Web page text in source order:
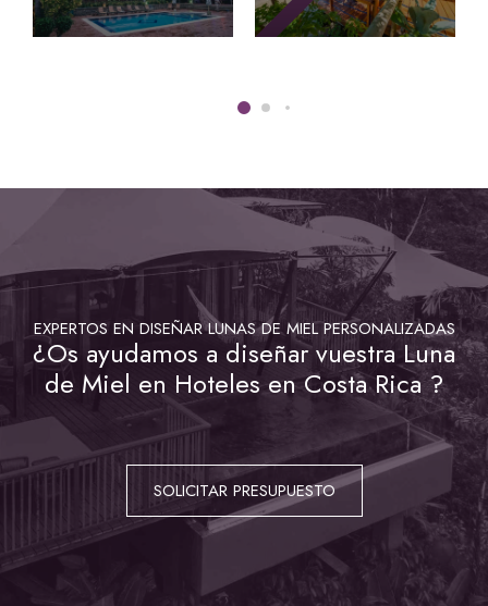
EXPERTOS EN DISEÑAR LUNAS DE MIEL PERSONALIZADAS
¿Os ayudamos a diseñar vuestra Luna
de Miel en Hoteles en Costa Rica ?
SOLICITAR PRESUPUESTO